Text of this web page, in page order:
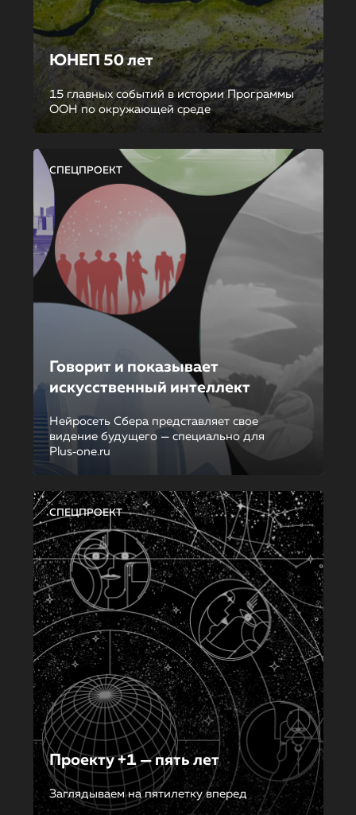
ЮНЕП 50 лет
15 главных событий в истории Программы
ООН по окружающей среде
СПЕЦПРОЕКТ
Говорит и показывает
искусственный интеллект
Нейросеть Сбера представляет свое
видение будущего — специально для
Plus‑one.ru
СПЕЦПРОЕКТ
Проекту +1 — пять лет
Заглядываем на пятилетку вперед